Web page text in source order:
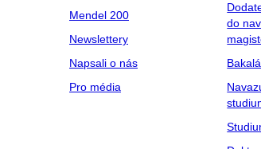
Mendel 200
Newslettery
Napsali o nás
Pro média
do